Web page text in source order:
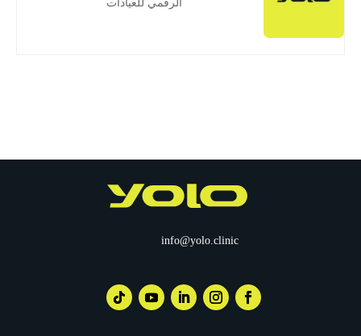
الرقمي للعيادات
info@yolo.clinic